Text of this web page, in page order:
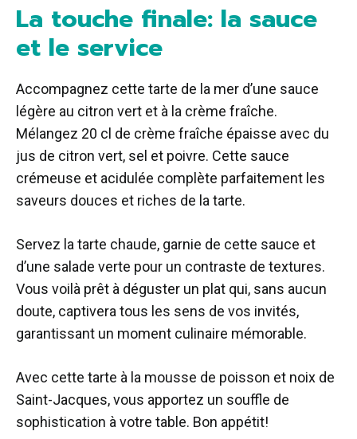
La touche finale: la sauce
et le service
Accompagnez cette tarte de la mer d’une sauce
légère au citron vert et à la crème fraîche.
Mélangez 20 cl de crème fraîche épaisse avec du
jus de citron vert, sel et poivre. Cette sauce
crémeuse et acidulée complète parfaitement les
saveurs douces et riches de la tarte.
Servez la tarte chaude, garnie de cette sauce et
d’une salade verte pour un contraste de textures.
Vous voilà prêt à déguster un plat qui, sans aucun
doute, captivera tous les sens de vos invités,
garantissant un moment culinaire mémorable.
Avec cette tarte à la mousse de poisson et noix de
Saint-Jacques, vous apportez un souffle de
sophistication à votre table. Bon appétit!